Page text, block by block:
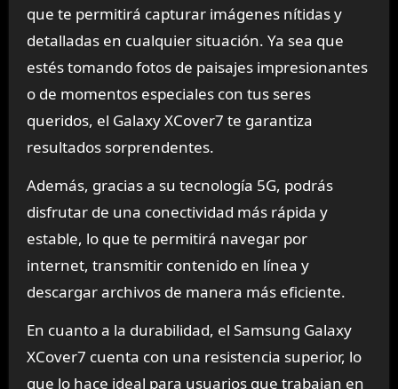
que te permitirá capturar imágenes nítidas y
detalladas en cualquier situación. Ya sea que
estés tomando fotos de paisajes impresionantes
o de momentos especiales con tus seres
queridos, el Galaxy XCover7 te garantiza
resultados sorprendentes.
Además, gracias a su tecnología 5G, podrás
disfrutar de una conectividad más rápida y
estable, lo que te permitirá navegar por
internet, transmitir contenido en línea y
descargar archivos de manera más eficiente.
En cuanto a la durabilidad, el Samsung Galaxy
XCover7 cuenta con una resistencia superior, lo
que lo hace ideal para usuarios que trabajan en